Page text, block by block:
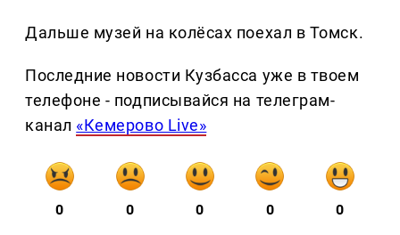
Дальше музей на колёсах поехал в Томск.
Последние новости Кузбасса уже в твоем
телефоне - подписывайся на телеграм-
канал «Кемерово Live»
0 0 0 0 0